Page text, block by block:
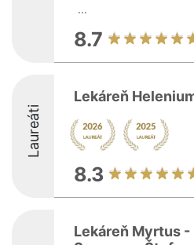
...
8.7
Laureáti
Lekáreň
8.3
Lekáreň Myrtus -